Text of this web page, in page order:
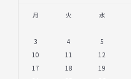
月 火 水
3
4 5
10
11 12
17
18 19